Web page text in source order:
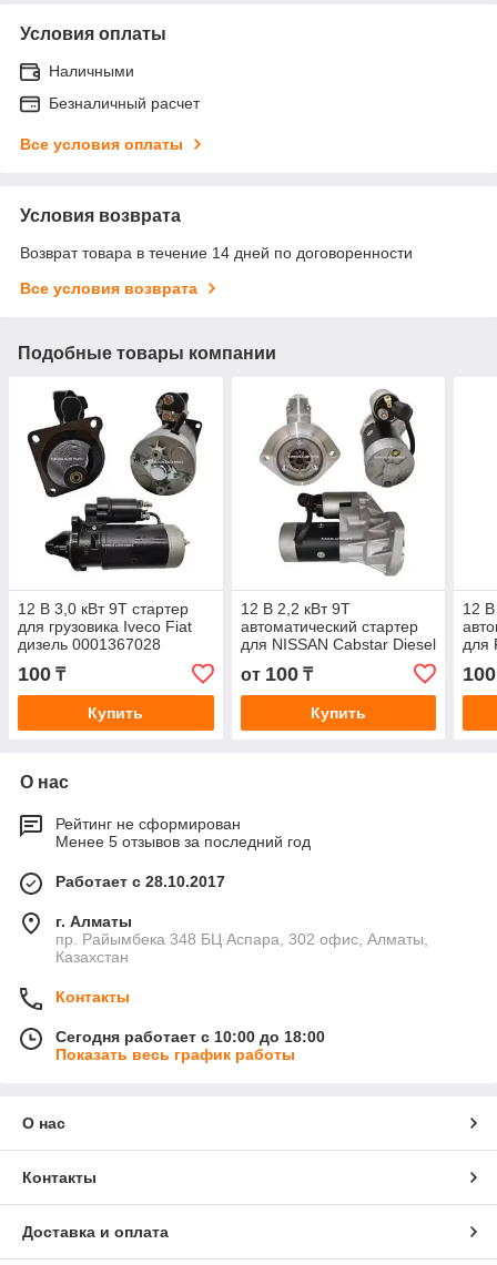
Условия оплаты
Наличными
Безналичный расчет
Все условия оплаты
Условия возврата
Возврат товара в течение 14 дней по договоренности
Все условия возврата
Подобные товары компании
12 В 3,0 кВт 9T стартер
для грузовика Iveco Fiat
дизель 0001367028
0001359021 MT68AA
100 ₸
Купить
12 В 2,2 кВт 9T
автоматический стартер
для NISSAN Cabstar Diesel
S13-322 S13322 S13126
233000T600 233001S900
3
от 100₸
Купить
12
для
100
О нас
Рейтинг не сформирован
Менее 5 отзывов за последний год
Работает с 28.10.2017
г. Алматы
пр. Райымбека 348 БЦ Аспара, 302 офис, Алматы,
Казахстан
Контакты
Сегодня работает с 10:00 до 18:00
Показать весь график работы
О нас
Контакты
Доставка и оплата